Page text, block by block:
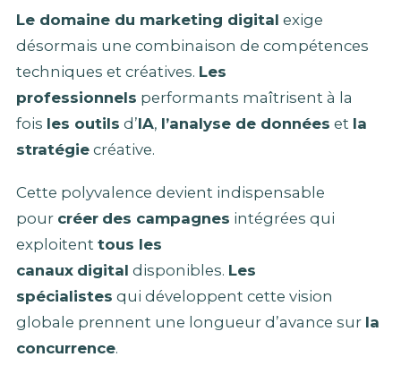
Le domaine du marketing digital exige
désormais une combinaison de compétences
techniques et créatives. Les
professionnels performants maîtrisent à la
fois les outils d’IA, l’analyse de données et la
stratégie créative.
Cette polyvalence devient indispensable
pour créer des campagnes intégrées qui
exploitent tous les
canaux digital disponibles. Les
spécialistes qui développent cette vision
globale prennent une longueur d’avance sur la
concurrence.